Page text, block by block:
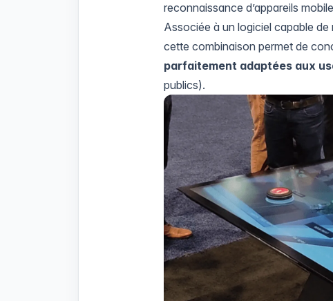
reconnaissance d’appareils
Associée à un logiciel capable
cette combinaison permet de
parfaitement adaptées aux
publics).